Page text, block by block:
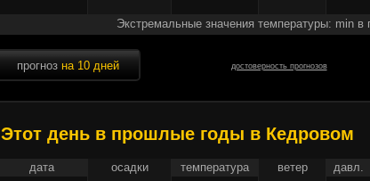
Экстремальные значения температуры: min в
прогноз на 10 дней достоверность прогнозов
Этот день в прошлые годы в Кедровом
дата осадки температура ветер давл.